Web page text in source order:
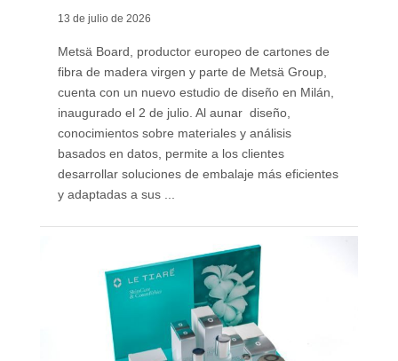
13 de julio de 2026
Metsä Board, productor europeo de cartones de
fibra de madera virgen y parte de Metsä Group,
cuenta con un nuevo estudio de diseño en Milán,
inaugurado el 2 de julio. Al aunar diseño,
conocimientos sobre materiales y análisis
basados en datos, permite a los clientes
desarrollar soluciones de embalaje más eficientes
y adaptadas a sus ...